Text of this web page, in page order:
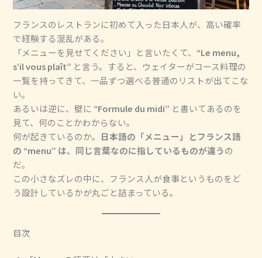
フランスのレストランに初めて入った日本人が、高い確率
で経験する混乱がある。
「メニューを見せてください」と言いたくて、 “Le menu,
s’il vous plaît” と言う。すると、ウェイターがコース料理の
一覧を持ってきて、一品ずつ選べる普通のリストが出てこな
い。
あるいは逆に、壁に “Formule du midi” と書いてあるのを
見て、何のことかわからない。
何が起きているのか。 日本語の「メニュー」とフランス語
の “menu” は、同じ言葉なのに指しているものが違うの
だ。
この小さなズレの中に、フランス人が食事というものをど
う設計しているかが丸ごと詰まっている。
目次